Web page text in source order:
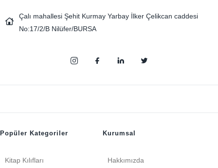
Çalı mahallesi Şehit Kurmay Yarbay İlker Çelikcan caddesi
No:17/2/B Nilüfer/BURSA
Popüler Kategoriler
Kitap Kılıfları
Kurumsal
Hakkımızda